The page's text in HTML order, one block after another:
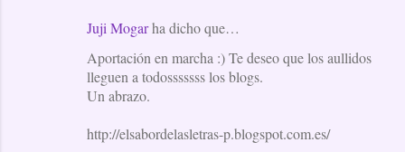
Juji Mogarha dicho que…
Aportación en marcha :) Te deseo que los aullidos
lleguen a todosssssss los blogs.
Un abrazo.
http://elsabordelasletras-p.blogspot.com.es/